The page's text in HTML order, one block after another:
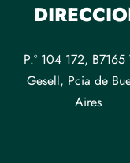
P.º 104 172,
Gesell, Pcia de
Aires